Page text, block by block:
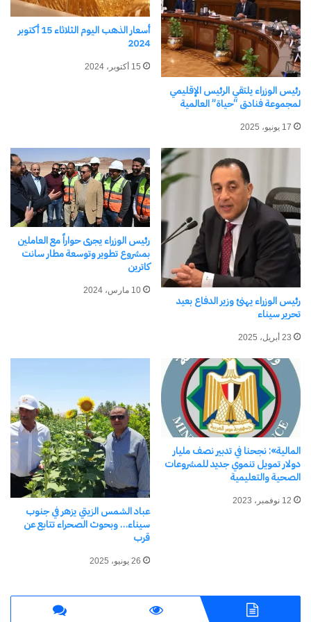
19 مارس، 2026
في "تقارير"
اكتشاف المزيد من
اشترك للحصول على أحدث التدوينات المرسلة إلى بريدك
كتابة بريدك الإلكتروني...
اشتراك
رئيس الوزراء يلتقي الرئيس الإقليمي
لمجموعة فنادق “حياة” العالمية
17 يونيو، 2025
أسعار الذهب اليوم الثلاثاء 15 أكتوبر
2024
15 أكتوبر، 2024
رئيس الوزراء يهنئ وزير الدفاع بعيد
تحرير سيناء
23 أبريل، 2025
رئيس الوزراء يجرى حواراً مع العاملين
بمشروع تطوير وتوسعة مطار سانت
كاترين
10 مارس، 2024
المالية»: نجحنا في تدبير نصف مليار
دولار تمويل تنموي جديد للمشروعات
الصحية والتعليمية
12 نوفمبر، 2023
عباد الشمس الزيتي يزهر في جنوب
سيناء… وبحوث الصحراء تتابع عن
قرب
26 يونيو، 2025